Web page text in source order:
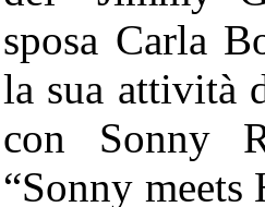
sposa Carla
la sua attività
con Sonny
“Sonny meets